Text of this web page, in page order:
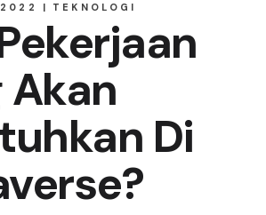
TEKNOLOGI
Akan
Di